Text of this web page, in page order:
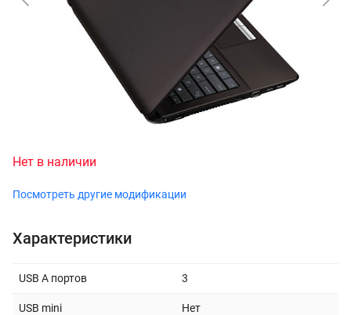
Нет в наличии
Посмотреть другие модификации
Характеристики
USB A портов 3
USB mini Нет